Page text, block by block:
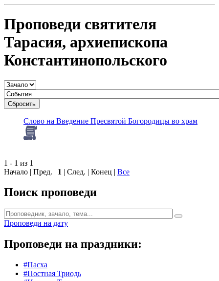
Проповеди святителя
Тарасия, архиепископа
Константинопольского
Сбросить
Слово на Введение Пресвятой Богородицы во храм
1 - 1 из 1
Начало | Пред. | 1 | След. | Конец | Все
Поиск проповеди
Проповеди на дату
Проповеди на праздники:
#Пасха
#Постная Триодь